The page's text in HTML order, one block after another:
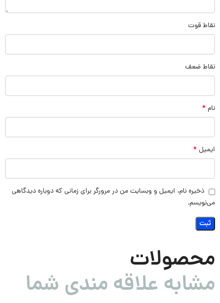
نقاط قوت
نقاط ضعف
نام *
ایمیل *
ذخیره نام، ایمیل و وبسایت من در مرورگر برای زمانی که دوباره دیدگاهی
می‌نویسم.
محصولات
مشابه علاقه مندی شما